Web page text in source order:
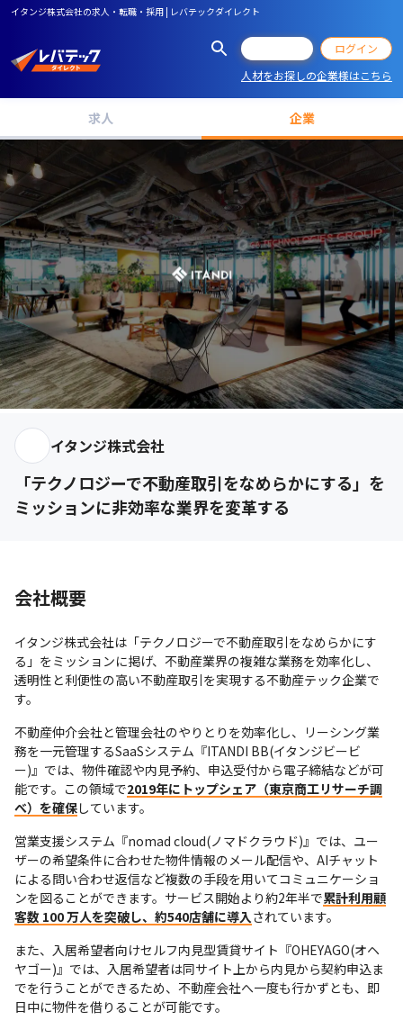
イタンジ株式会社の求人・転職・採用 | レバテックダイレクト
ログイン
人材をお探しの企業様はこちら
求人 企業
イタンジ株式会社
「テクノロジーで不動産取引をなめらかにする」を
ミッションに非効率な業界を変革する
会社概要
イタンジ株式会社は「テクノロジーで不動産取引をなめらかにす
る」をミッションに掲げ、不動産業界の複雑な業務を効率化し、
透明性と利便性の高い不動産取引を実現する不動産テック企業で
す。
不動産仲介会社と管理会社のやりとりを効率化し、リーシング業
務を一元管理するSaaSシステム『ITANDI BB(イタンジビービ
ー)』では、物件確認や内見予約、申込受付から電子締結などが可
能です。この領域で2019年にトップシェア（東京商工リサーチ調
べ）を確保しています。
営業支援システム『nomad cloud(ノマドクラウド)』では、ユー
ザーの希望条件に合わせた物件情報のメール配信や、AIチャット
による問い合わせ返信など複数の手段を用いてコミュニケーショ
ンを図ることができます。サービス開始より約2年半で累計利用顧
客数 100 万人を突破し、約540店舗に導入 されています。
また、入居希望者向けセルフ内見型賃貸サイト『OHEYAGO(オヘ
ヤゴー)』では、入居希望者は同サイト上から内見から契約申込ま
でを行うことができるため、不動産会社へ一度も行かずとも、即
日中に物件を借りることが可能です。